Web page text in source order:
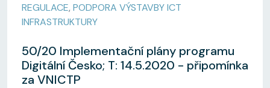
REGULACE, PODPORA VÝSTAVBY ICT
INFRASTRUKTURY
50/20 Implementační plány programu
Digitální Česko; T: 14.5.2020 - připomínka
za VNICTP